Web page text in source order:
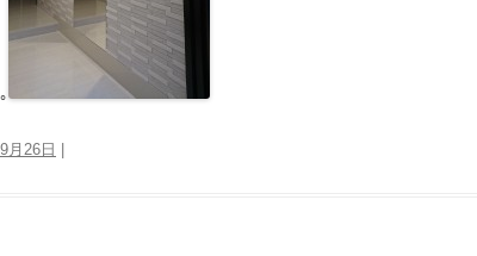
月26日